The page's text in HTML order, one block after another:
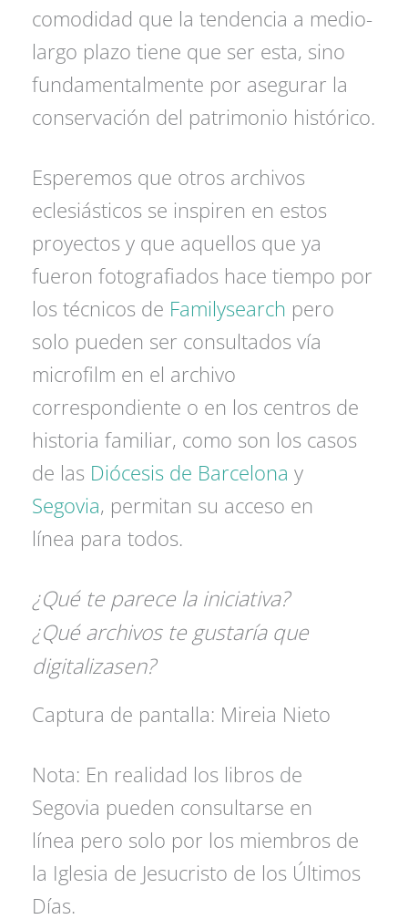
comodidad que la tendencia a medio-
largo plazo tiene que ser esta, sino
fundamentalmente por asegurar la
conservación del patrimonio histórico.
Esperemos que otros archivos
eclesiásticos se inspiren en estos
proyectos y que aquellos que ya
fueron fotografiados hace tiempo por
los técnicos de Familysearch pero
solo pueden ser consultados vía
microfilm en el archivo
correspondiente o en los centros de
historia familiar, como son los casos
de las Diócesis de Barcelona y
Segovia, permitan su acceso en
línea para todos.
¿Qué te parece la iniciativa?
¿Qué archivos te gustaría que
digitalizasen?
Captura de pantalla: Mireia Nieto
Nota: En realidad los libros de
Segovia pueden consultarse en
línea pero solo por los miembros de
la Iglesia de Jesucristo de los Últimos
Días.